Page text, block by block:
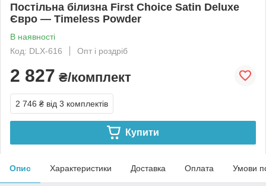
Постільна білизна First Choice Satin Deluxe
Євро — Timeless Powder
В наявності
Код: DLX-616
Опт і роздріб
2 827 ₴/комплект
2 746 ₴ від 3 комплектів
Купити
Опис Характеристики Доставка Оплата Умови